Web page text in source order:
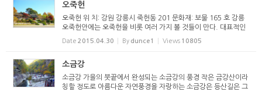
오죽헌
오죽헌 위 치: 강원 강릉시 죽헌동 201 문화재: 보물 165 호 강릉
오죽헌안에는 오죽헌을 비롯 여러 가지 볼 것들이 만다. 대표적인
것이 율곡 이이의 영정을 보관하고 있는 문성사와 율곡 이이가 태
어난 몽룡실과 율곡이이 기념관 등이 있다. ...
Date 2015.04.30 By dunce1 Views 10805
소금강
소금강 가을의 붓끝에서 완성되는 소금강의 풍경 작은 금강산이라
칭할 정도로 아름다운 자연풍경을 자랑하는 소금강은 등산길은 그